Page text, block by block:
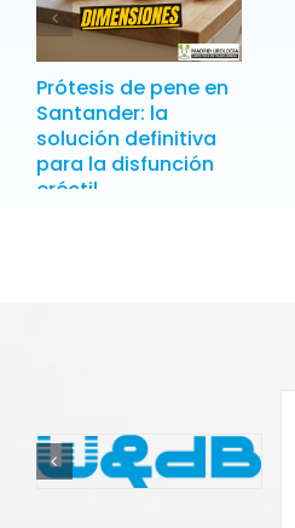
Prótesis de pene en
Santander: la
solución definitiva
para la disfunción
eréctil